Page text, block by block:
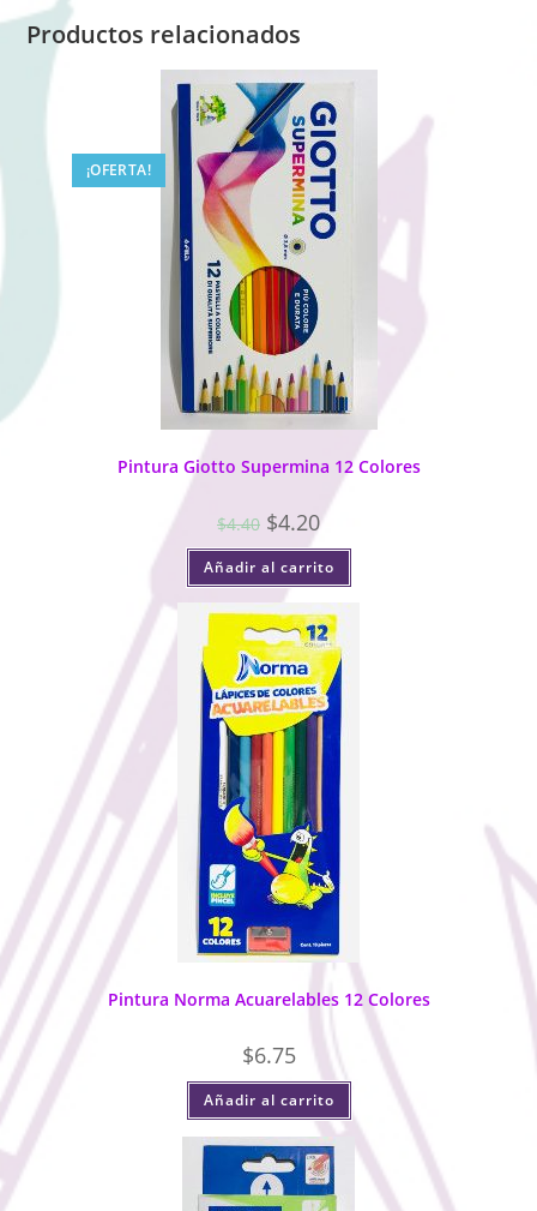
Productos relacionados
¡OFERTA!
Pintura Giotto Supermina 12 Colores
$4.40 $4.20
Añadir al carrito
Pintura Norma Acuarelables 12 Colores
$6.75
Añadir al carrito